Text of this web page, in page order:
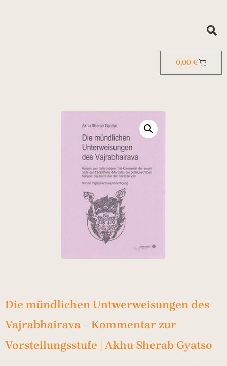
0,00€
Die mündlichen Untwerweisungen des
Vajrabhairava – Kommentar zur
Vorstellungsstufe | Akhu Sherab Gyatso